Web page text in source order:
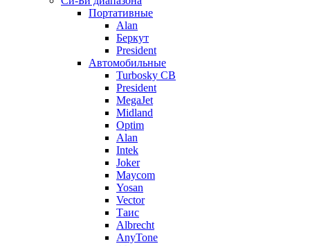
Портативные
Alan
Беркут
President
Автомобильные
Turbosky CB
President
MegaJet
Midland
Optim
Alan
Intek
Joker
Maycom
Yosan
Vector
Таис
Albrecht
AnyTone